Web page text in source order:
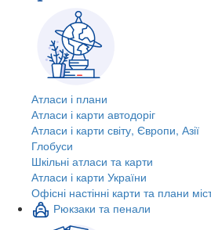
Атласи і плани
Атласи і карти автодоріг
Атласи і карти світу, Європи, Азії
Глобуси
Шкільні атласи та карти
Атласи і карти України
Офісні настінні карти та плани
Рюкзаки та пенали